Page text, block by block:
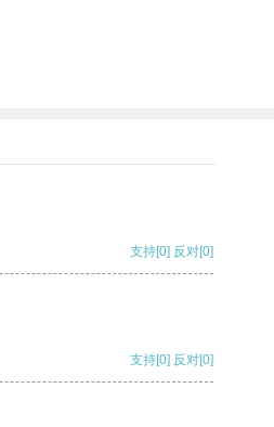
支持[0] 反对[0]
支持[0] 反对[0]